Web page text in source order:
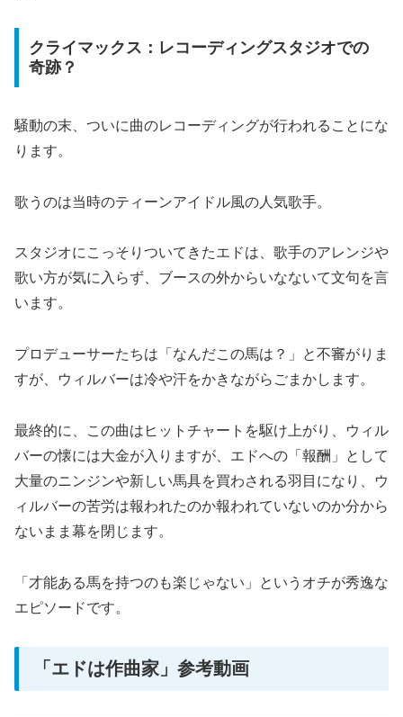
クライマックス：レコーディングスタジオでの
奇跡？
騒動の末、ついに曲のレコーディングが行われることにな
ります。
歌うのは当時のティーンアイドル風の人気歌手。
スタジオにこっそりついてきたエドは、歌手のアレンジや
歌い方が気に入らず、ブースの外からいなないて文句を言
います。
プロデューサーたちは「なんだこの馬は？」と不審がりま
すが、ウィルバーは冷や汗をかきながらごまかします。
最終的に、この曲はヒットチャートを駆け上がり、ウィル
バーの懐には大金が入りますが、エドへの「報酬」として
大量のニンジンや新しい馬具を買わされる羽目になり、ウ
ィルバーの苦労は報われたのか報われていないのか分から
ないまま幕を閉じます。
「才能ある馬を持つのも楽じゃない」というオチが秀逸な
エピソードです。
「エドは作曲家」参考動画